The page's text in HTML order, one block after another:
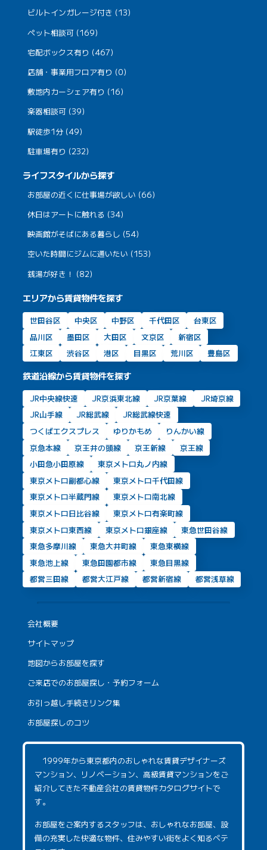
ビルトインガレージ付き (13)
ペット相談可 (169)
宅配ボックス有り (467)
店舗・事業用フロア有り (0)
敷地内カーシェア有り (16)
楽器相談可 (39)
駅徒歩1分 (49)
駐車場有り (232)
ライフスタイルから探す
お部屋の近くに仕事場が欲しい (66)
休日はアートに触れる (34)
映画館がそばにある暮らし (54)
空いた時間にジムに通いたい (153)
銭湯が好き！ (82)
エリアから賃貸物件を探す
世田谷区 中央区 中野区 千代田区
台東区
品川区
墨田区 大田区 文京区
新宿区
江東区
渋谷区 港区 目黒区 荒川区 豊島区
鉄道沿線から賃貸物件を探す
JR中央線快速 JR京浜東北線 JR京葉線
JR埼京線
JR山手線
JR総武線
JR総武線快速
つくばエクスプレス
ゆりかもめ
りんかい線
京急本線
京王井の頭線 京王新線
京王線
小田急小田原線
東京メトロ丸ノ内線
東京メトロ副都心線
東京メトロ千代田線
東京メトロ半蔵門線
東京メトロ南北線
東京メトロ日比谷線
東京メトロ有楽町線
東京メトロ東西線
東京メトロ銀座線
東急世田谷線
東急多摩川線
東急大井町線
東急東横線
東急池上線
東急田園都市線
東急目黒線
都営三田線
都営大江戸線 都営新宿線 都営浅草線
会社概要
サイトマップ
地図からお部屋を探す
ご来店でのお部屋探し・予約フォーム
お引っ越し手続きリンク集
お部屋探しのコツ
1999年から東京都内のおしゃれな賃貸デザイナーズ
マンション、リノベーション、高級賃貸マンションをご
紹介してきた不動産会社の賃貸物件カタログサイトで
す。
お部屋をご案内するスタッフは、おしゃれなお部屋、設
備の充実した快適な物件、住みやすい街をよく知るベテ